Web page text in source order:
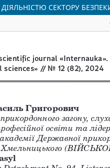
СЕКТОРУ